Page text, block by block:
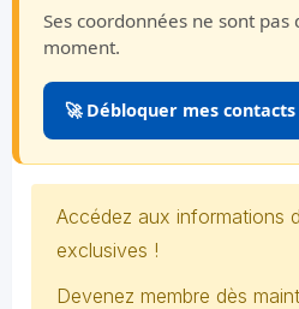
Ses coordonnées ne sont
moment.
🚀 Débloquer mes contacts
Accédez aux informations
exclusives !
Devenez membre dès